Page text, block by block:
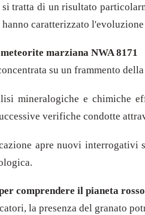
tratta di un risultato
caratterizzato
marziana NWA 8171
su un frammento
mineralogiche e chimiche
verifiche condotte
apre nuovi interrogativi
comprendere il pianeta rosso
la presenza del granato